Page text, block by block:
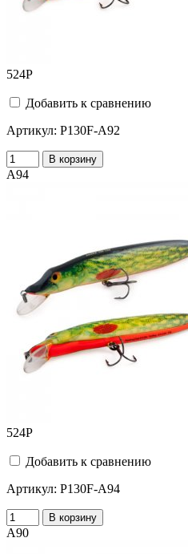
524Р
Добавить к сравнению
Артикул: P130F-A92
В корзину
A94
524Р
Добавить к сравнению
Артикул: P130F-A94
В корзину
A90